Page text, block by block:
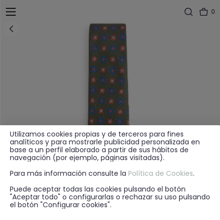
0
Utilizamos cookies propias y de terceros para fines
analíticos y para mostrarle publicidad personalizada en
base a un perfil elaborado a partir de sus hábitos de
navegación (por ejemplo, páginas visitadas).
Para más información consulte la Política de Cookies.
Puede aceptar todas las cookies pulsando el botón
"Aceptar todo" o configurarlas o rechazar su uso pulsando
el botón "Configurar cookies".